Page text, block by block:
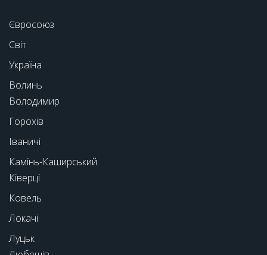
Євросоюз
Світ
Україна
Волинь
Володимир
Горохів
Іваничі
Камінь-Каширський
Ківерці
Ковель
Локачі
Луцьк